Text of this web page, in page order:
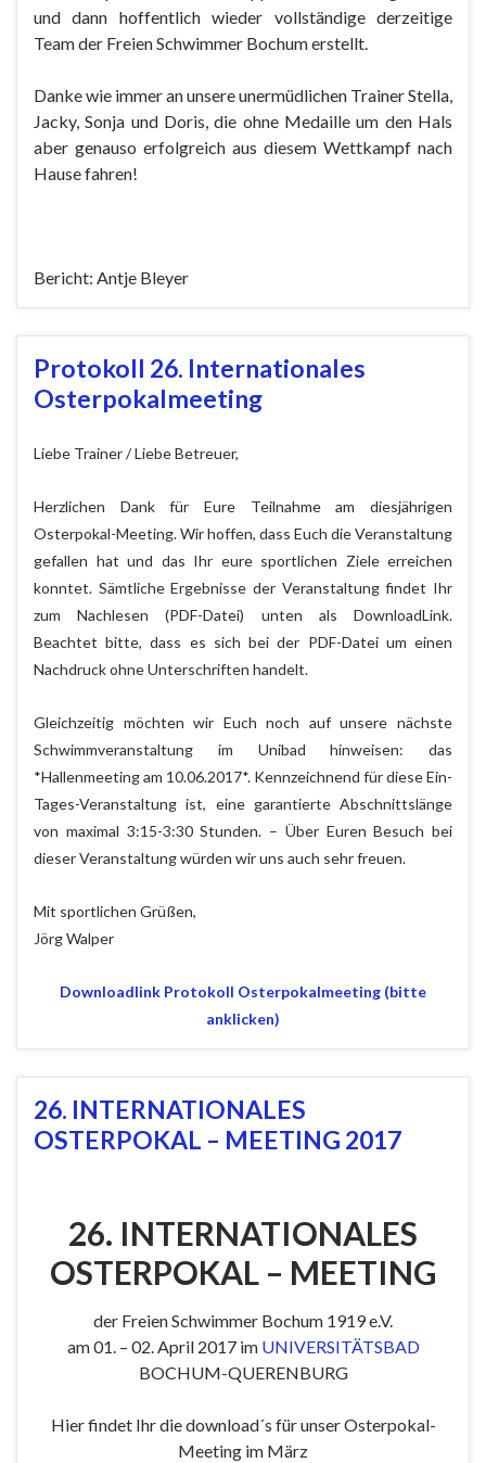
und dann hoffentlich wieder vollständige derzeitige
Team der Freien Schwimmer Bochum erstellt.
Danke wie immer an unsere unermüdlichen Trainer Stella,
Jacky, Sonja und Doris, die ohne Medaille um den Hals
aber genauso erfolgreich aus diesem Wettkampf nach
Hause fahren!
Bericht: Antje Bleyer
Protokoll 26. Internationales
Osterpokalmeeting
Liebe Trainer / Liebe Betreuer,
Herzlichen Dank für Eure Teilnahme am diesjährigen
Osterpokal-Meeting. Wir hoffen, dass Euch die Veranstaltung
gefallen hat und das Ihr eure sportlichen Ziele erreichen
konntet. Sämtliche Ergebnisse der Veranstaltung findet Ihr
zum Nachlesen (PDF-Datei) unten als DownloadLink.
Beachtet bitte, dass es sich bei der PDF-Datei um einen
Nachdruck ohne Unterschriften handelt.
Gleichzeitig möchten wir Euch noch auf unsere nächste
Schwimmveranstaltung im Unibad hinweisen: das
*Hallenmeeting am 10.06.2017*. Kennzeichnend für diese Ein-
Tages-Veranstaltung ist, eine garantierte Abschnittslänge
von maximal 3:15-3:30 Stunden. – Über Euren Besuch bei
dieser Veranstaltung würden wir uns auch sehr freuen.
Mit sportlichen Grüßen,
Jörg Walper
Downloadlink Protokoll Osterpokalmeeting (bitte
anklicken)
26. INTERNATIONALES
OSTERPOKAL – MEETING 2017
26. INTERNATIONALES
OSTERPOKAL – MEETING
der Freien Schwimmer Bochum 1919 e.V.
am 01. – 02. April 2017 im UNIVERSITÄTSBAD
BOCHUM-QUERENBURG
Hier findet Ihr die download´s für unser Osterpokal-
Meeting im März